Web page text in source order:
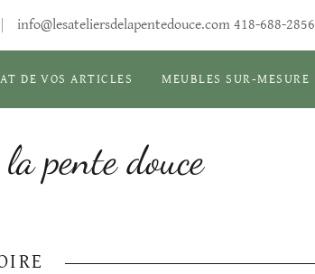
info@lesateliersdelapentedouce.com 418-688-2856
DE VOS ARTICLES MEUBLES SUR-MESURE
pente douce